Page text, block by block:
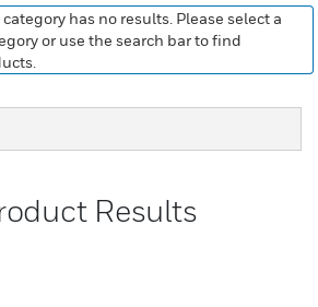
has no results. Please select a
or use the search bar to find
Results